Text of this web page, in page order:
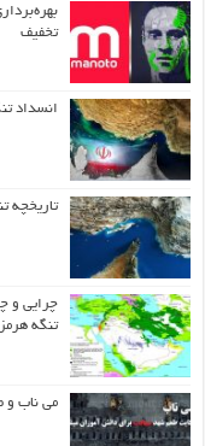
تخفیف
انسداد
تاریخچه
چرایی و
تنگه
می ناب و